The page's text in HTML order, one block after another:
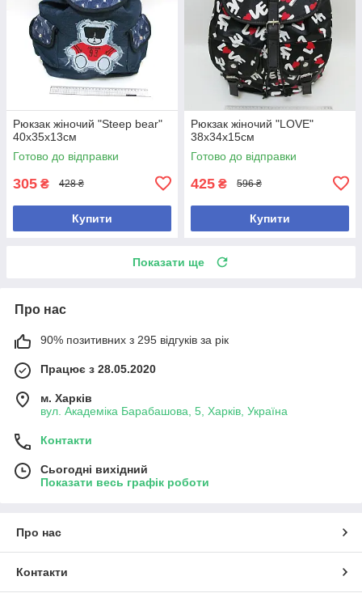
Рюкзак жіночий "Steep bear"
40х35х13см
Готово до відправки
305 ₴ 428 ₴
Купити
Рюкзак жіночий "LOVE"
38х34х15см
Готово до відправки
425 ₴ 596 ₴
Купити
Показати ще
Про нас
90% позитивних з 295 відгуків за рік
Працює з 28.05.2020
м. Харків
вул. Академіка Барабашова, 5, Харків, Україна
Контакти
Сьогодні вихідний
Показати весь графік роботи
Про нас
Контакти